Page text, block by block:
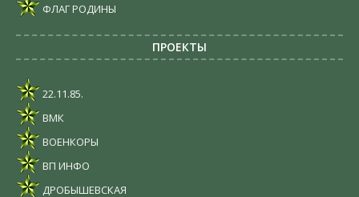
ФЛАГ РОДИНЫ
ПРОЕКТЫ
22.11.85.
ВМК
ВОЕНКОРЫ
ВП ИНФО
ДРОБЫШЕВСКАЯ